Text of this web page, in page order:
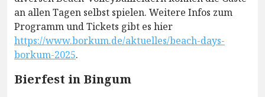
an allen Tagen selbst spielen. Weitere Infos zum
Programm und Tickets gibt es hier
https://www.borkum.de/aktuelles/beach-days-
borkum-2025.
Bierfest in Bingum